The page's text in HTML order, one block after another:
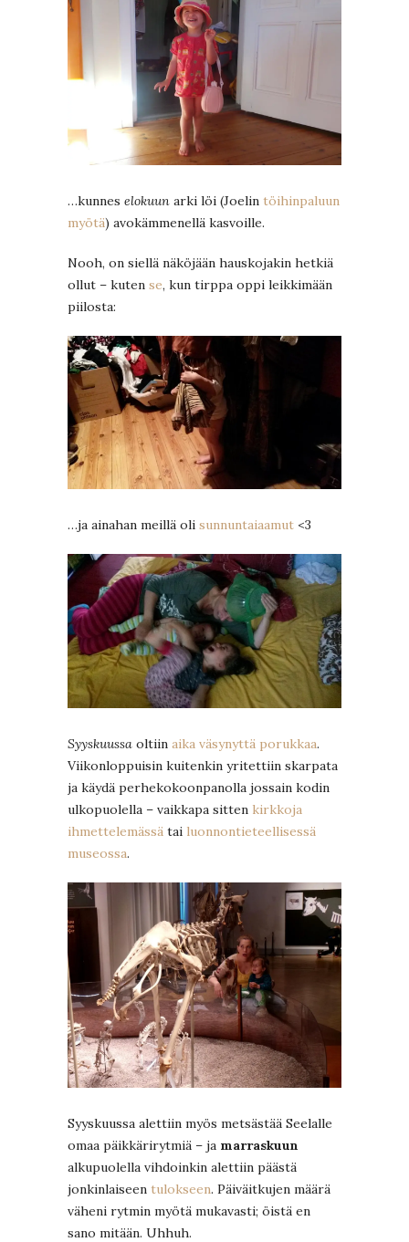
…kunnes elokuun arki löi (Joelin töihinpaluun
myötä) avokämmenellä kasvoille.
Nooh, on siellä näköjään hauskojakin hetkiä
ollut – kuten se, kun tirppa oppi leikkimään
piilosta:
…ja ainahan meillä oli sunnuntaiaamut <3
Syyskuussa oltiin aika väsynyttä porukkaa.
Viikonloppuisin kuitenkin yritettiin skarpata
ja käydä perhekokoonpanolla jossain kodin
ulkopuolella – vaikkapa sitten kirkkoja
ihmettelemässä tai luonnontieteellisessä
museossa.
Syyskuussa alettiin myös metsästää Seelalle
omaa päikkärirytmiä – ja marraskuun
alkupuolella vihdoinkin alettiin päästä
jonkinlaiseen tulokseen. Päiväitkujen määrä
väheni rytmin myötä mukavasti; öistä en
sano mitään. Uhhuh.